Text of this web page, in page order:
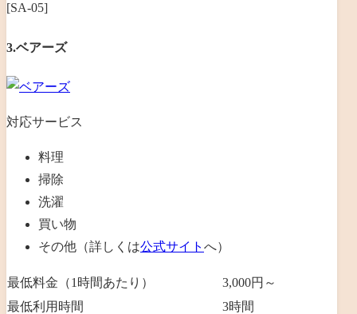
[SA-05]
3.ベアーズ
対応サービス
料理
掃除
洗濯
買い物
その他（詳しくは公式サイト へ）
最低料金（1時間あたり）
3,000円～
最低利用時間
3時間